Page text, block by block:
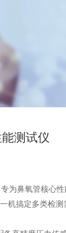
测试仪
为鼻氧管核心
机搞定多类检